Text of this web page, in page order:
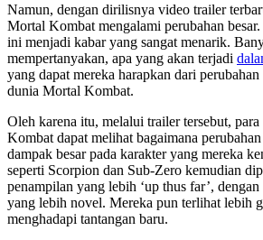
Namun, dengan dirilisnya video trailer
Mortal Kombat mengalami perubahan
ini menjadi kabar yang sangat menarik.
mempertanyakan, apa yang akan terjadi
yang dapat mereka harapkan dari
dunia Mortal Kombat.
Oleh karena itu, melalui trailer tersebut,
Kombat dapat melihat bagaimana
dampak besar pada karakter yang mereka
seperti Scorpion dan Sub-Zero kemudian
penampilan yang lebih ‘up thus far’,
yang lebih novel. Mereka pun terlihat lebih
menghadapi tantangan baru.